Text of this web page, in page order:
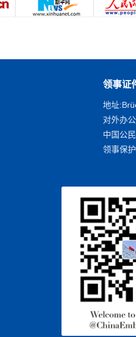
领事证
地址
对外办
中国公
领事保